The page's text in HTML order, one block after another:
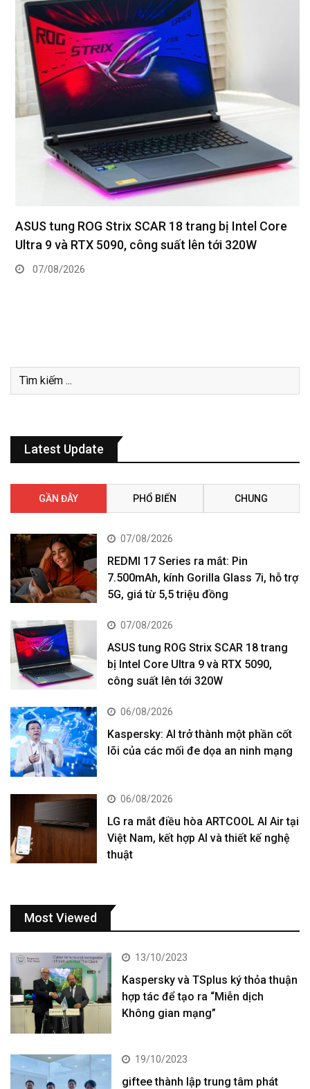
ASUS tung ROG Strix SCAR 18 trang bị Intel Core
Ultra 9 và RTX 5090, công suất lên tới 320W
07/08/2026
Latest Update
GẦN ĐÂY PHỔ BIẾN CHUNG
07/08/2026
REDMI 17 Series ra mắt: Pin
7.500mAh, kính Gorilla Glass 7i, hỗ trợ
5G, giá từ 5,5 triệu đồng
07/08/2026
ASUS tung ROG Strix SCAR 18 trang
bị Intel Core Ultra 9 và RTX 5090,
công suất lên tới 320W
06/08/2026
Kaspersky: AI trở thành một phần cốt
lõi của các mối đe dọa an ninh mạng
06/08/2026
LG ra mắt điều hòa ARTCOOL AI Air tại
Việt Nam, kết hợp AI và thiết kế nghệ
thuật
Most Viewed
13/10/2023
Kaspersky và TSplus ký thỏa thuận
hợp tác để tạo ra “Miễn dịch
Không gian mạng”
19/10/2023
giftee thành lập trung tâm phát